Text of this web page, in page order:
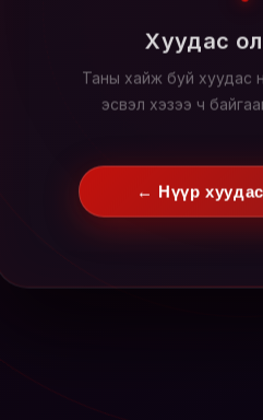
Хуудас
Таны хайж буй хуудас
эсвэл хэзээ ч
← Нүүр